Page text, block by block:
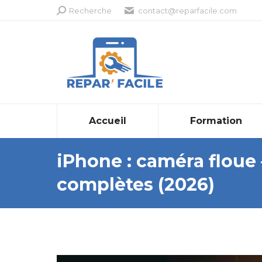
Recherche
Recherche contact@reparfacile.com
Accueil Formation
iPhone : caméra floue
complètes (2026)